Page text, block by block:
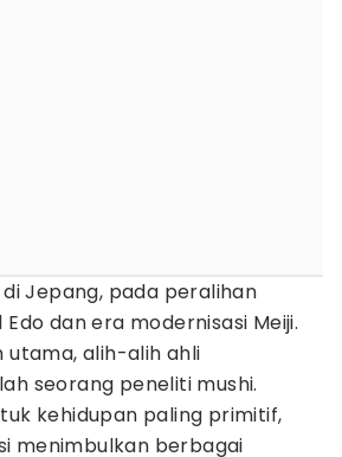
Jepang, pada peralihan
dan era modernisasi Meiji.
utama, alih-alih ahli
seorang peneliti mushi.
kehidupan paling primitif,
menimbulkan berbagai